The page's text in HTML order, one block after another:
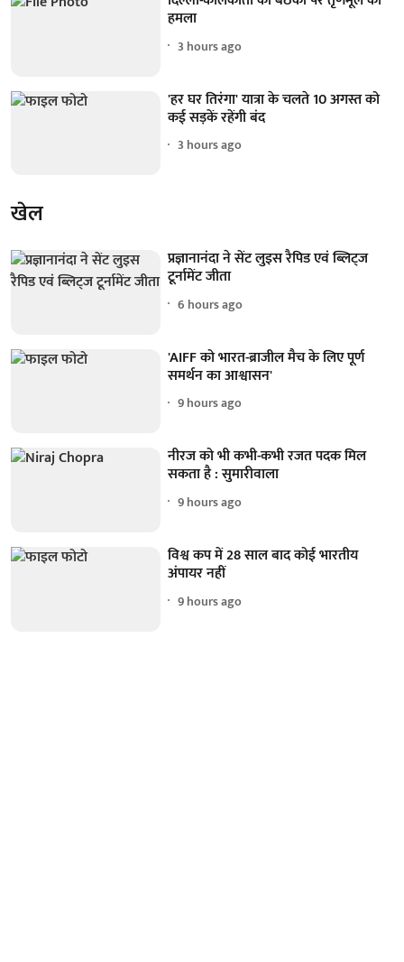
हमला
3 hours ago
'हर घर तिरंगा' यात्रा के चलते 10 अगस्त को
कई सड़कें रहेंगी बंद
3 hours ago
खेल
प्रज्ञानानंदा ने सेंट लुइस रैपिड एवं ब्लिट्ज
टूर्नामेंट जीता
6 hours ago
'AIFF को भारत-ब्राजील मैच के लिए पूर्ण
समर्थन का आश्वासन'
9 hours ago
नीरज को भी कभी-कभी रजत पदक मिल
सकता है : सुमारीवाला
9 hours ago
विश्व कप में 28 साल बाद कोई भारतीय
अंपायर नहीं
9 hours ago